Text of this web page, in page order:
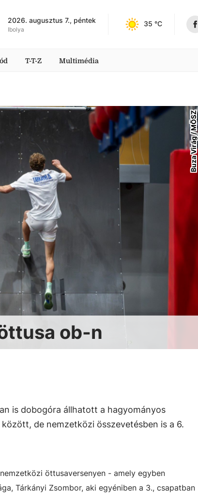
2026. augusztus 7., péntek
Ibolya
35 °C
T-T-Z Multimédia
Buza Virág / MÖSZ
ob-n
is dobogóra állhatott a hagyományos
de nemzetközi összevetésben is a 6.
öttusaversenyen - amely egyben
Tárkányi Zsombor, aki egyéniben a 3., csapatban